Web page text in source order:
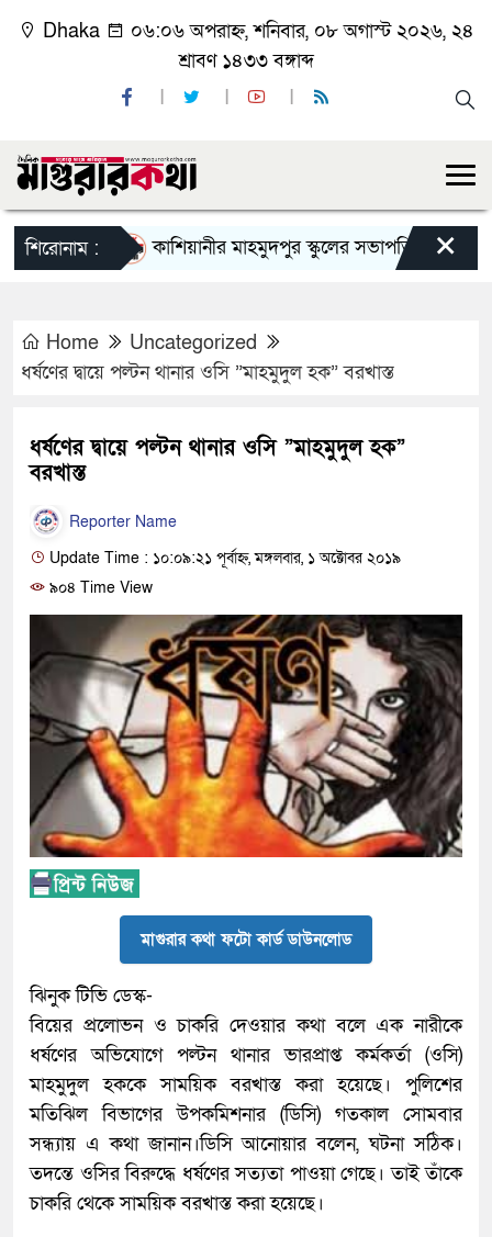
Dhaka
০৬:০৬ অপরাহ্ন, শনিবার, ০৮ অগাস্ট ২০২৬, ২৪
শ্রাবণ ১৪৩৩ বঙ্গাব্দ
শিরোনাম : কাশিয়ানীর মাহমুদপুর স্কুলের সভাপতি হলেন গোবিন্দ
×
Home
Uncategorized
ধর্ষণের দ্বায়ে পল্টন থানার ওসি ”মাহমুদুল হক” বরখাস্ত
ধর্ষণের দ্বায়ে পল্টন থানার ওসি ”মাহমুদুল হক”
বরখাস্ত
Reporter Name
Update Time : ১০:০৯:২১ পূর্বাহ্ন, মঙ্গলবার, ১ অক্টোবর ২০১৯
৯০৪ Time View
মাগুরার কথা ফটো কার্ড ডাউনলোড
ঝিনুক টিভি ডেস্ক-
বিয়ের প্রলোভন ও চাকরি দেওয়ার কথা বলে এক নারীকে
ধর্ষণের অভিযোগে পল্টন থানার ভারপ্রাপ্ত কর্মকর্তা (ওসি)
মাহমুদুল হককে সাময়িক বরখাস্ত করা হয়েছে। পুলিশের
মতিঝিল বিভাগের উপকমিশনার (ডিসি) গতকাল সোমবার
সন্ধ্যায় এ কথা জানান।ডিসি আনোয়ার বলেন, ঘটনা সঠিক।
তদন্তে ওসির বিরুদ্ধে ধর্ষণের সত্যতা পাওয়া গেছে। তাই তাঁকে
চাকরি থেকে সাময়িক বরখাস্ত করা হয়েছে।